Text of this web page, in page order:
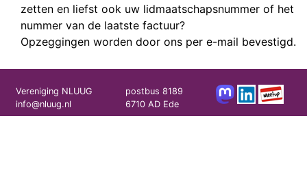
zetten en liefst ook uw lidmaatschapsnummer of het
nummer van de laatste factuur?
Opzeggingen worden door ons per e-mail bevestigd.
Vereniging NLUUG
info@nluug.nl
postbus 8189
6710 AD Ede